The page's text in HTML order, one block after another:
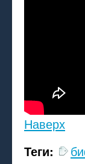
Наверх
Теги: